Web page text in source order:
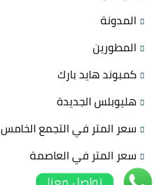
المدونة
المطورين
كمبوند هايد بارك
هليوبلس الجديدة
سعر المتر في التجمع الخامس
سعر المتر في العاصمة